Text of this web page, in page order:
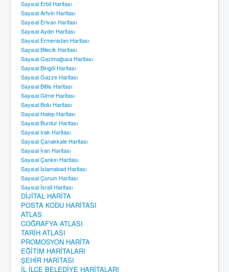
Sayısal Erbil Haritası
Sayısal Artvin Haritası
Sayısal Erivan Haritası
Sayısal Aydın Haritası
Sayısal Ermenistan Haritası
Sayısal Bilecik Haritası
Sayısal Gazimağusa Haritası
Sayısal Bingöl Haritası
Sayısal Gazze Haritası
Sayısal Bitlis Haritası
Sayısal Girne Haritası
Sayısal Bolu Haritası
Sayısal Halep Haritası
Sayısal Burdur Haritası
Sayısal Irak Haritası
Sayısal Çanakkale Haritası
Sayısal İran Haritası
Sayısal Çankırı Haritası
Sayısal İslamabad Haritası
Sayısal Çorum Haritası
Sayısal İsrail Haritası
DİJİTAL HARİTA
POSTA KODU HARİTASI
ATLAS
COĞRAFYA ATLASI
TARİH ATLASI
PROMOSYON HARİTA
EĞİTİM HARİTALARI
ŞEHİR HARİTASI
İL İLÇE BELEDİYE HARİTALARI